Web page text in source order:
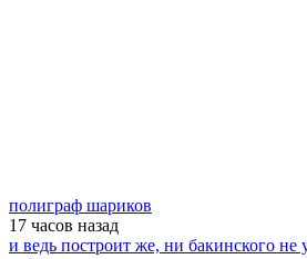
полиграф шариков
17 часов назад
и ведь построит же, ни бакинского не